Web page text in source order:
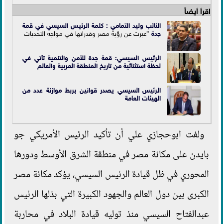
اقرأ أيضاً
النائب وليد التمامي : كلمة الرئيس السيسي في قمة
جدة”عبرت عن رؤية مصر وقدراتها في مواجه التحديات
الرئيس السيسي: قمة جدة للأمن والتنمية تأتي في
لحظة استثنائية من تاريخ المنطقة العربية والعالم
الرئيس السيسي يصدر قوانين بربط موازنة عدد من
الهيئات العامة
ولفت ابوحجازي علي أن تأكيد الرئيس الأمريكي جو
بايدن على مكانة مصر في منطقة الشرق الأوسط ودورها
المحوري في ظل قيادة الرئيس السيسي، يؤكد مكانة مصر
الكبرى بين دول العالم والجهود الكبيرة التي بذلها الرئيس
عبدالفتاح السيسي منذ توليه قيادة البلاد في محاربة